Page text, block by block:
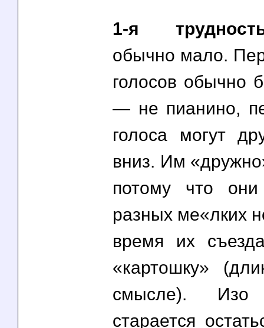
1-я
обычно мало.
голосов обычно
— не пианино,
голоса могут
вниз. Им
потому что
разных ме«лких
время их
«картошку»
смысле).
старается